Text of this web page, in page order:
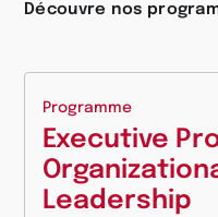
Découvre nos
Programme
Executive
Leadership